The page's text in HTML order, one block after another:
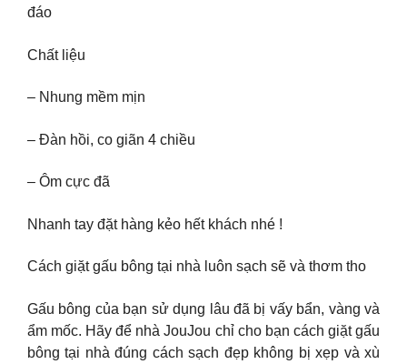
đáo
Chất liệu
– Nhung mềm mịn
– Đàn hồi, co giãn 4 chiều
– Ôm cực đã
Nhanh tay đặt hàng kẻo hết khách nhé !
Cách giặt gấu bông tại nhà luôn sạch sẽ và thơm tho
Gấu bông của bạn sử dụng lâu đã bị vấy bẩn, vàng và
ẩm mốc. Hãy để nhà JouJou chỉ cho bạn cách giặt gấu
bông tại nhà đúng cách sạch đẹp không bị xẹp và xù